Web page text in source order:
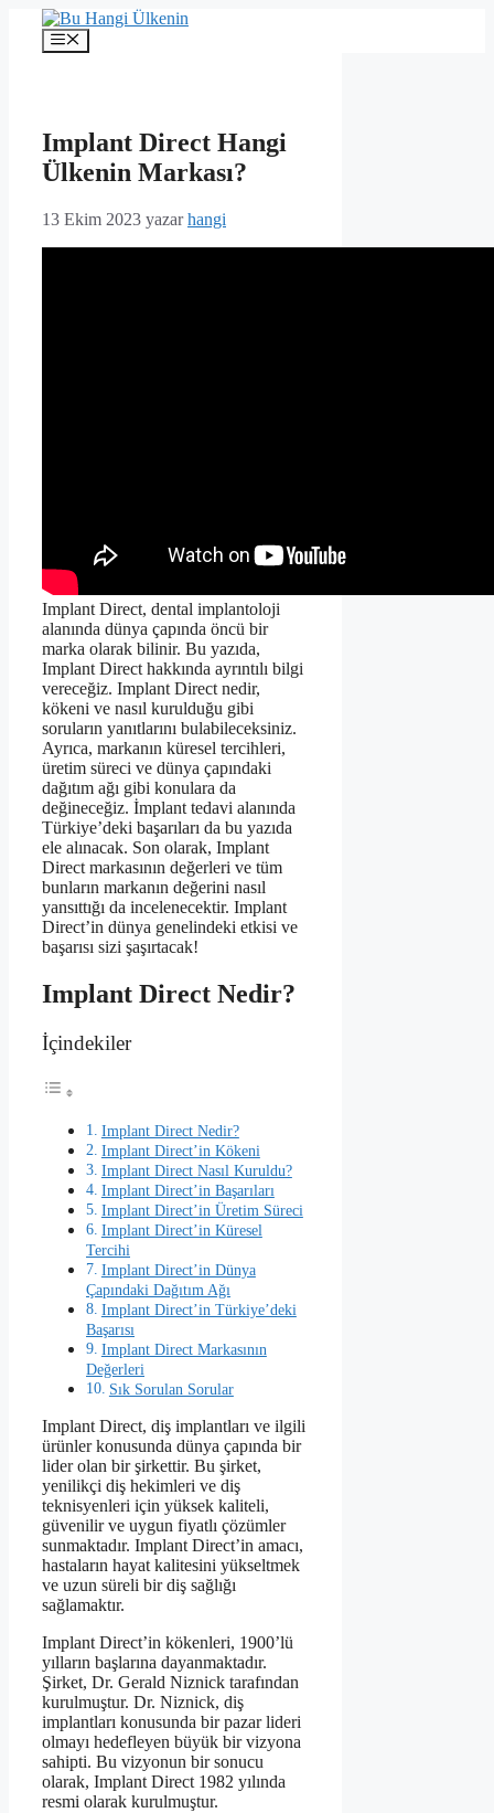
İçeriğe
Menü
Implant Direct Hangi
Ülkenin Markası?
13 Ekim 2023 yazarhangi
Implant Direct, dental implantoloji
alanında dünya çapında öncü bir
marka olarak bilinir. Bu yazıda,
Implant Direct hakkında ayrıntılı bilgi
vereceğiz. Implant Direct nedir,
kökeni ve nasıl kurulduğu gibi
soruların yanıtlarını bulabileceksiniz.
Ayrıca, markanın küresel tercihleri,
üretim süreci ve dünya çapındaki
dağıtım ağı gibi konulara da
değineceğiz. İmplant tedavi alanında
Türkiye’deki başarıları da bu yazıda
ele alınacak. Son olarak, Implant
Direct markasının değerleri ve tüm
bunların markanın değerini nasıl
yansıttığı da incelenecektir. Implant
Direct’in dünya genelindeki etkisi ve
başarısı sizi şaşırtacak!
Implant Direct Nedir?
İçindekiler
Implant Direct Nedir?
Implant Direct’in Kökeni
Implant Direct Nasıl Kuruldu?
Implant Direct’in Başarıları
Implant Direct’in Üretim Süreci
Implant Direct’in Küresel
Tercihi
Implant Direct’in Dünya
Çapındaki Dağıtım Ağı
Implant Direct’in Türkiye’deki
Başarısı
Implant Direct Markasının
Değerleri
Sık Sorulan Sorular
Implant Direct, diş implantları ve ilgili
ürünler konusunda dünya çapında bir
lider olan bir şirkettir. Bu şirket,
yenilikçi diş hekimleri ve diş
teknisyenleri için yüksek kaliteli,
güvenilir ve uygun fiyatlı çözümler
sunmaktadır. Implant Direct’in amacı,
hastaların hayat kalitesini yükseltmek
ve uzun süreli bir diş sağlığı
sağlamaktır.
Implant Direct’in kökenleri, 1900’lü
yılların başlarına dayanmaktadır.
Şirket, Dr. Gerald Niznick tarafından
kurulmuştur. Dr. Niznick, diş
implantları konusunda bir pazar lideri
olmayı hedefleyen büyük bir vizyona
sahipti. Bu vizyonun bir sonucu
olarak, Implant Direct 1982 yılında
resmi olarak kurulmuştur.